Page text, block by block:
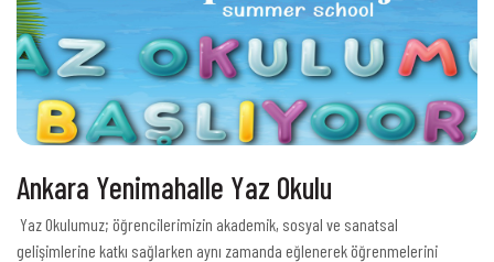
Ankara Yenimahalle Yaz Okulu
Yaz Okulumuz; öğrencilerimizin akademik, sosyal ve sanatsal
gelişimlerine katkı sağlarken aynı zamanda eğlenerek öğrenmelerini